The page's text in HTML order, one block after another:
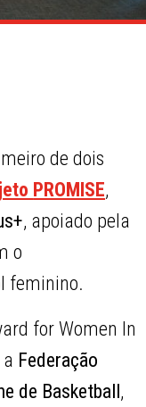
de dois
PROMISE,
, apoiado pela
o
feminino.
for Women In
Federação
de Basketball ,